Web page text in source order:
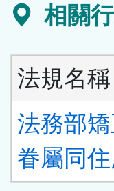
相關
法規名稱
法務部
眷屬同